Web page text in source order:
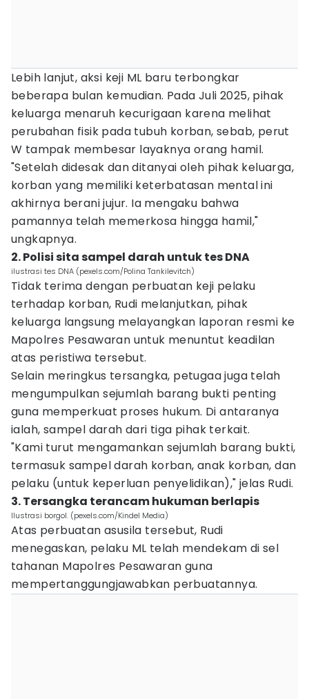
Lebih lanjut, aksi keji ML baru terbongkar
beberapa bulan kemudian. Pada Juli 2025, pihak
keluarga menaruh kecurigaan karena melihat
perubahan fisik pada tubuh korban, sebab, perut
W tampak membesar layaknya orang hamil.
"Setelah didesak dan ditanyai oleh pihak keluarga,
korban yang memiliki keterbatasan mental ini
akhirnya berani jujur. Ia mengaku bahwa
pamannya telah memerkosa hingga hamil,"
ungkapnya.
2. Polisi sita sampel darah untuk tes DNA
ilustrasi tes DNA (pexels.com/Polina Tankilevitch)
Tidak terima dengan perbuatan keji pelaku
terhadap korban, Rudi melanjutkan, pihak
keluarga langsung melayangkan laporan resmi ke
Mapolres Pesawaran untuk menuntut keadilan
atas peristiwa tersebut.
Selain meringkus tersangka, petugaa juga telah
mengumpulkan sejumlah barang bukti penting
guna memperkuat proses hukum. Di antaranya
ialah, sampel darah dari tiga pihak terkait.
"Kami turut mengamankan sejumlah barang bukti,
termasuk sampel darah korban, anak korban, dan
pelaku (untuk keperluan penyelidikan)," jelas Rudi.
3. Tersangka terancam hukuman berlapis
Ilustrasi borgol. (pexels.com/Kindel Media)
Atas perbuatan asusila tersebut, Rudi
menegaskan, pelaku ML telah mendekam di sel
tahanan Mapolres Pesawaran guna
mempertanggungjawabkan perbuatannya.